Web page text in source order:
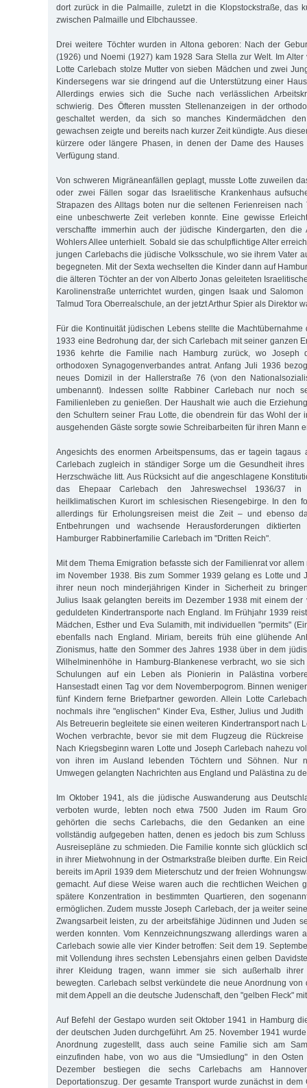
dort zurück in die Palmaille, zuletzt in die Klopstockstraße, das
zwischen Palmaille und Elbchaussee.
Drei weitere Töchter wurden in Altona geboren: Nach der
(1926) und Noemi (1927) kam 1928 Sara Stella zur Welt. Im
Lotte Carlebach stolze Mutter von sieben Mädchen und zwei
Kindersegens war sie dringend auf die Unterstützung einer
Allerdings erwies sich die Suche nach verlässlichen
schwierig. Des Öfteren mussten Stellenanzeigen in der
geschaltet werden, da sich so manches Kindermädchen
gewachsen zeigte und bereits nach kurzer Zeit kündigte. Aus
kürzere oder längere Phasen, in denen der Dame des
Verfügung stand.
Von schweren Migräneanfällen geplagt, musste Lotte zuweilen
oder zwei Fällen sogar das Israelitische Krankenhaus
Strapazen des Alltags boten nur die seltenen Ferienreisen nach
eine unbeschwerte Zeit verleben konnte. Eine gewisse
verschaffte immerhin auch der jüdische Kindergarten, den
Wohlers Allee unterhielt. Sobald sie das schulpflichtige Alter
jungen Carlebachs die jüdische Volksschule, wo sie ihrem Vater
begegneten. Mit der Sexta wechselten die Kinder dann auf
die älteren Töchter an der von Alberto Jonas geleiteten
Karolinenstraße unterrichtet wurden, gingen Isaak und
Talmud Tora Oberrealschule, an der jetzt Arthur Spier als Direktor
Für die Kontinuität jüdischen Lebens stellte die Machtübernahme
1933 eine Bedrohung dar, der sich Carlebach mit seiner ganzen
1936 kehrte die Familie nach Hamburg zurück, wo Joseph
orthodoxen Synagogenverbandes antrat. Anfang Juli 1936
neues Domizil in der Hallerstraße 76 (von den
umbenannt). Indessen sollte Rabbiner Carlebach nur noch
Familienleben zu genießen. Der Haushalt wie auch die
den Schultern seiner Frau Lotte, die obendrein für das Wohl der
ausgehenden Gäste sorgte sowie Schreibarbeiten für ihren Mann
Angesichts des enormen Arbeitspensums, das er tagein tagaus
Carlebach zugleich in ständiger Sorge um die Gesundheit
Herzschwäche litt. Aus Rücksicht auf die angeschlagene
das Ehepaar Carlebach den Jahreswechsel 1936/37 in
heilklimatischen Kurort im schlesischen Riesengebirge. In den
allerdings für Erholungsreisen meist die Zeit – und ebenso
Entbehrungen und wachsende Herausforderungen
Hamburger Rabbinerfamilie Carlebach im "Dritten Reich".
Mit dem Thema Emigration befasste sich der Familienrat vor
im November 1938. Bis zum Sommer 1939 gelang es Lotte und
ihrer neun noch minderjährigen Kinder in Sicherheit zu
Julius Isaak gelangten bereits im Dezember 1938 mit einem der
geduldeten Kindertransporte nach England. Im Frühjahr 1939
Mädchen, Esther und Eva Sulamith, mit individuellen "permits"
ebenfalls nach England. Miriam, bereits früh eine glühende
Zionismus, hatte den Sommer des Jahres 1938 über in dem
Wilhelminenhöhe in Hamburg-Blankenese verbracht, wo sie
Schulungen auf ein Leben als Pionierin in Palästina
Hansestadt einen Tag vor dem Novemberpogrom. Binnen
fünf Kindern ferne Briefpartner geworden. Allein Lotte
nochmals ihre "englischen" Kinder Eva, Esther, Julius und
Als Betreuerin begleitete sie einen weiteren Kindertransport nach
Wochen verbrachte, bevor sie mit dem Flugzeug die
Nach Kriegsbeginn waren Lotte und Joseph Carlebach nahezu
von ihren im Ausland lebenden Töchtern und Söhnen. Nur
Umwegen gelangten Nachrichten aus England und Palästina zu
Im Oktober 1941, als die jüdische Auswanderung aus
verboten wurde, lebten noch etwa 7500 Juden im Raum
gehörten die sechs Carlebachs, die den Gedanken an
vollständig aufgegeben hatten, denen es jedoch bis zum
Ausreisepläne zu schmieden. Die Familie konnte sich glücklich
in ihrer Mietwohnung in der Ostmarkstraße bleiben durfte. Ein
bereits im April 1939 dem Mieterschutz und der freien
gemacht. Auf diese Weise waren auch die rechtlichen Weichen
spätere Konzentration in bestimmten Quartieren, den
ermöglichen. Zudem musste Joseph Carlebach, der ja weiter
Zwangsarbeit leisten, zu der arbeitsfähige Jüdinnen und Juden
werden konnten. Vom Kennzeichnungszwang allerdings waren
Carlebach sowie alle vier Kinder betroffen: Seit dem 19.
mit Vollendung ihres sechsten Lebensjahrs einen gelben
ihrer Kleidung tragen, wann immer sie sich außerhalb
bewegten. Carlebach selbst verkündete die neue Anordnung von
mit dem Appell an die deutsche Judenschaft, den "gelben Fleck"
Auf Befehl der Gestapo wurden seit Oktober 1941 in Hamburg
der deutschen Juden durchgeführt. Am 25. November 1941
Anordnung zugestellt, dass auch seine Familie sich am
einzufinden habe, von wo aus die "Umsiedlung" in den
Dezember bestiegen die sechs Carlebachs am
Deportationszug. Der gesamte Transport wurde zunächst in